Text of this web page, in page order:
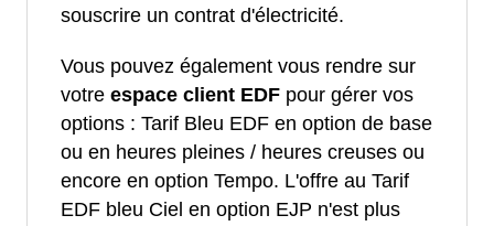
souscrire un contrat d'électricité.
Vous pouvez également vous rendre sur
votre espace client EDF pour gérer vos
options : Tarif Bleu EDF en option de base
ou en heures pleines / heures creuses ou
encore en option Tempo. L'offre au Tarif
EDF bleu Ciel en option EJP n'est plus